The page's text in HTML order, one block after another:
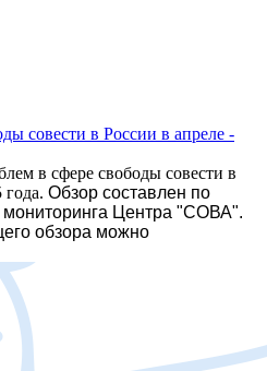
совести в России в апреле -
в сфере свободы совести в
Обзор составлен по
Центра "СОВА".
обзора можно